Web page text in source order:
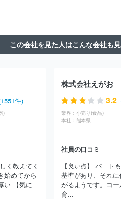
農林中央金庫
東京むさし農業協同
金庫
株式会社商工組合中央金庫
信用金庫
市原市農業協同組合 信
徳島県信用農業協同組合
府信用農業協同組合連合会（JAバンク
木曽農業協同組合 みなみ信州
鹿児島信用金庫 かながわ西
合会
ほか(678件)
この会社を見た人はこんな会社も
件)
)
く教えてく
始めてから
い 【気に
株式会社えがお
3.2
業界： 小売り(食品)
本社： 熊本県
社員の口コミ
【良い点】 パート
基準があり、それ
がるようです。コ
育...